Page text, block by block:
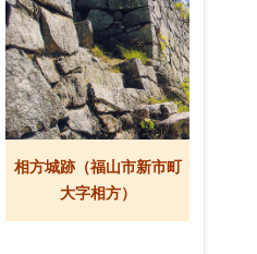
相方城跡（福山市新市町
大字相方）